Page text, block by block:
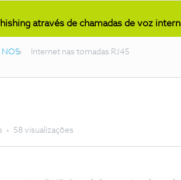
através de chamadas de voz
NOS Internet nas tomadas RJ45
58 visualizações